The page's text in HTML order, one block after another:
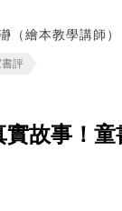
（繪本教學講師）
評
實故事！